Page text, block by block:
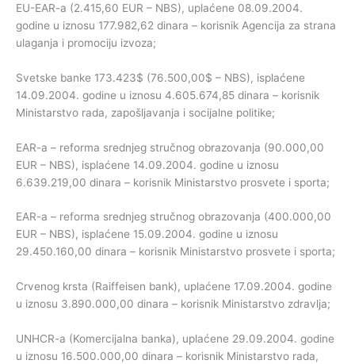
EU-EAR-a (2.415,60 EUR – NBS), uplaćene 08.09.2004.
godine u iznosu 177.982,62 dinara – korisnik Agencija za strana
ulaganja i promociju izvoza;
Svetske banke 173.423$ (76.500,00$ – NBS), isplaćene
14.09.2004. godine u iznosu 4.605.674,85 dinara – korisnik
Ministarstvo rada, zapošljavanja i socijalne politike;
EAR-a – reforma srednjeg stručnog obrazovanja (90.000,00
EUR – NBS), isplaćene 14.09.2004. godine u iznosu
6.639.219,00 dinara – korisnik Ministarstvo prosvete i sporta;
EAR-a – reforma srednjeg stručnog obrazovanja (400.000,00
EUR – NBS), isplaćene 15.09.2004. godine u iznosu
29.450.160,00 dinara – korisnik Ministarstvo prosvete i sporta;
Crvenog krsta (Raiffeisen bank), uplaćene 17.09.2004. godine
u iznosu 3.890.000,00 dinara – korisnik Ministarstvo zdravlja;
UNHCR-a (Komercijalna banka), uplaćene 29.09.2004. godine
u iznosu 16.500.000,00 dinara – korisnik Ministarstvo rada,